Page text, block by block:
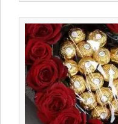
$119.00.$99.00.